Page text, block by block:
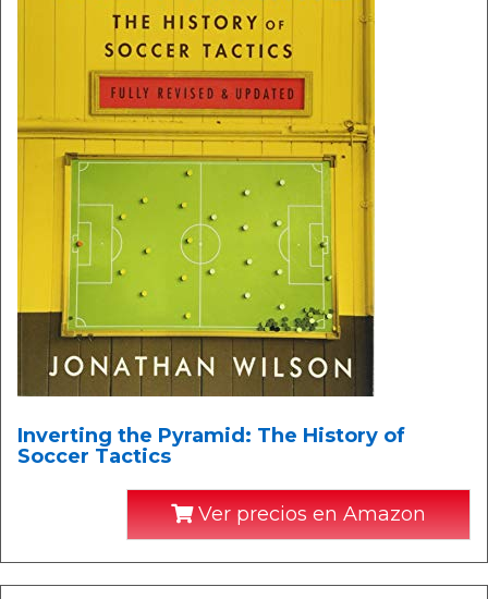
Inverting the Pyramid: The History of
Soccer Tactics
Ver precios en Amazon